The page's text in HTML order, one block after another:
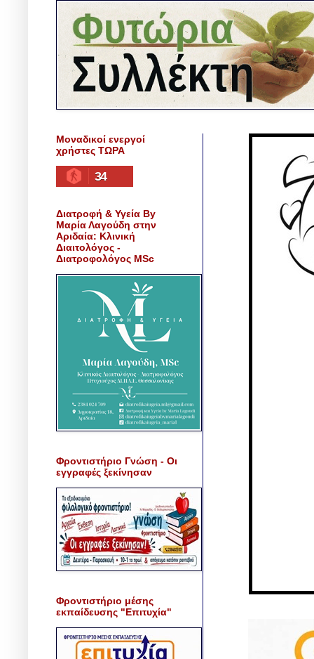
Μοναδικοί ενεργοί
χρήστες ΤΩΡΑ
34
Διατροφή & Υγεία By
Μαρία Λαγούδη στην
Αριδαία: Κλινική
Διαιτολόγος -
Διατροφολόγος MSc
Φροντιστήριο Γνώση - Οι
εγγραφές ξεκίνησαν
Φροντιστήριο μέσης
εκπαίδευσης "Επιτυχία"